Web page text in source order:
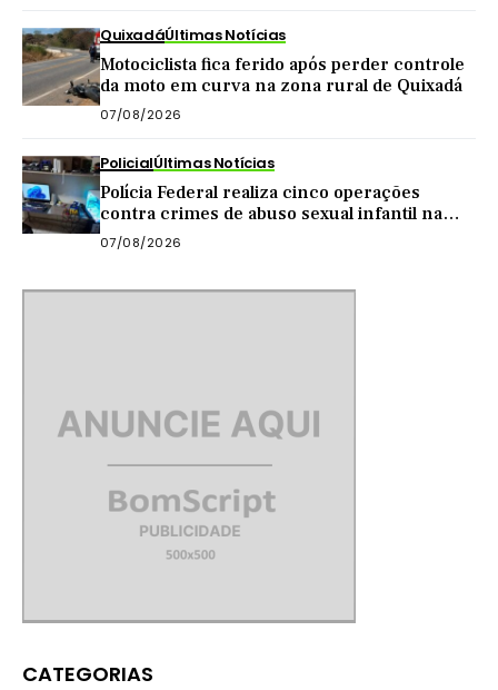
QuixadáÚltimas Notícias
Motociclista fica ferido após perder controle
da moto em curva na zona rural de Quixadá
07/08/2026
PolicialÚltimas Notícias
Polícia Federal realiza cinco operações
contra crimes de abuso sexual infantil na
internet
07/08/2026
CATEGORIAS